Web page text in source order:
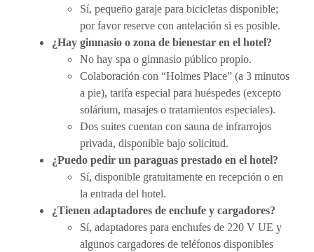
Sí, pequeño garaje para bicicletas disponible;
por favor reserve con antelación si es posible.
¿Hay gimnasio o zona de bienestar en el hotel?
No hay spa o gimnasio público propio.
Colaboración con “Holmes Place” (a 3 minutos
a pie), tarifa especial para huéspedes (excepto
solárium, masajes o tratamientos especiales).
Dos suites cuentan con sauna de infrarrojos
privada, disponible bajo solicitud.
¿Puedo pedir un paraguas prestado en el hotel?
Sí, disponible gratuitamente en recepción o en
la entrada del hotel.
¿Tienen adaptadores de enchufe y cargadores?
Sí, adaptadores para enchufes de 220 V UE y
algunos cargadores de teléfonos disponibles